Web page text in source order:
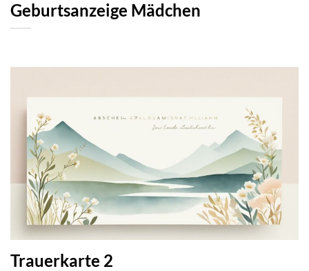
Geburtsanzeige Mädchen
Trauerkarte 2